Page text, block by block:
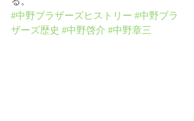
#中野ブラザーズヒストリー #中野ブラ
ザーズ歴史 #中野啓介 #中野章三